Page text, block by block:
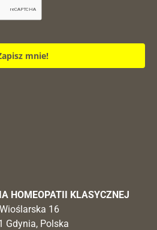
mnie!
HOMEOPATII KLASYCZNEJ
16
Gdynia, Polska